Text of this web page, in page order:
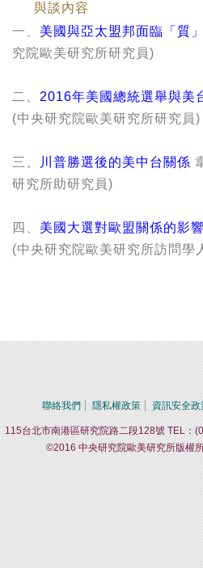
與談內容
一、 美國與亞太盟邦面臨「質
究院歐美研究所研究員)
二、 2016年美國總統選舉與美
(中央研究院歐美研究所研究員)
三、 川普勝選後的美中台關係
研究所助研究員)
四、 美國大選對歐盟關係的影
(中央研究院歐美研究所訪問學
聯絡我們 隱私權政策 資訊安全政
115台北市南港區研究院路二段128號 TEL：
©2016 中央研究院歐美研究所版權